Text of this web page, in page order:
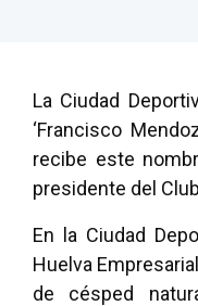
La Ciudad
‘Francisco
recibe este
presidente del
En la Ciudad
Huelva
de césped